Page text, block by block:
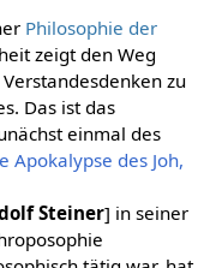
Philosophie der
zeigt den Weg
zu
Das ist das
einmal des
Apokalypse des Joh,
Steiner] in seiner